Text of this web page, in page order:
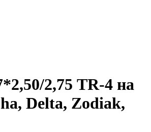
2,75 TR-4 на
Delta, Zodiak,